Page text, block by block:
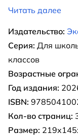
Читать далее
Издательство:
Серия: Для
классов
Возрастные
Год издания:
ISBN:
Кол-во страниц:
Размер: